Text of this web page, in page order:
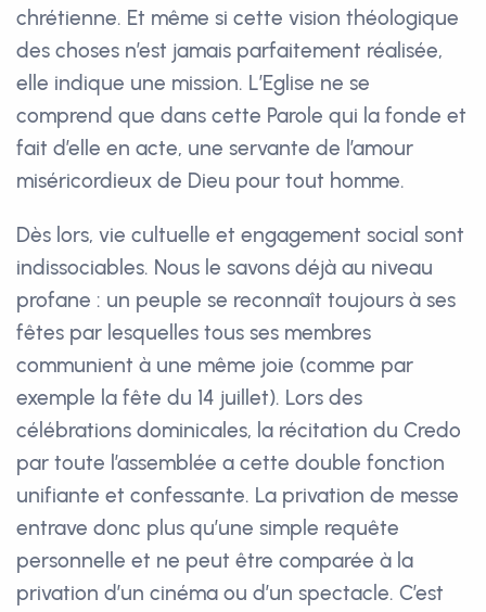
chrétienne. Et même si cette vision théologique
des choses n’est jamais parfaitement réalisée,
elle indique une mission. L’Eglise ne se
comprend que dans cette Parole qui la fonde et
fait d’elle en acte, une servante de l’amour
miséricordieux de Dieu pour tout homme.
Dès lors, vie cultuelle et engagement social sont
indissociables. Nous le savons déjà au niveau
profane : un peuple se reconnaît toujours à ses
fêtes par lesquelles tous ses membres
communient à une même joie (comme par
exemple la fête du 14 juillet). Lors des
célébrations dominicales, la récitation du Credo
par toute l’assemblée a cette double fonction
unifiante et confessante. La privation de messe
entrave donc plus qu’une simple requête
personnelle et ne peut être comparée à la
privation d’un cinéma ou d’un spectacle. C’est